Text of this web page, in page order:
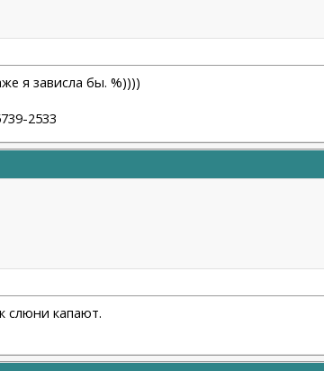
я зависла бы. %))))
2533
слюни капают.